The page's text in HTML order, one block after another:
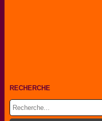
RECHERCHE